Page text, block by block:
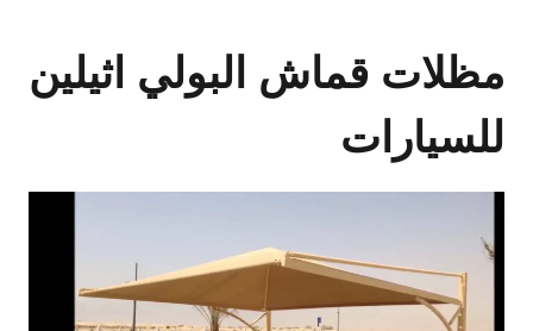
مظلات قماش البولي اثيلين
للسيارات